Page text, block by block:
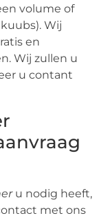
volume of
Wij
en
Wij zullen u
u contant
u nodig heeft,
met ons